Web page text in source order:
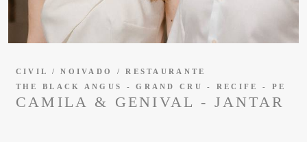
CAMILA & GENIVAL - JANTAR
CIVIL / NOIVADO / RESTAURANTE
THE BLACK ANGUS - GRAND CRU - RECIFE - PE